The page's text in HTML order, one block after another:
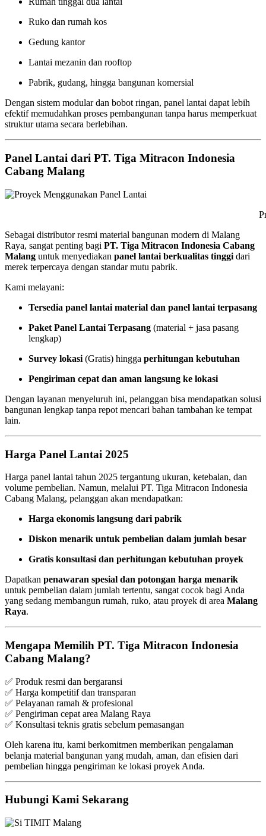
Ruko dan rumah kos
Gedung kantor
Lantai mezanin dan rooftop
Pabrik, gudang, hingga bangunan komersial
Dengan sistem modular dan bobot ringan, panel lantai dapat lebih
efektif memudahkan proses pembangunan tanpa harus memperkuat
struktur utama secara berlebihan.
Panel Lantai dari PT. Tiga Mitracon Indonesia
Cabang Malang
Proyek Menggunakan
Sebagai distributor resmi material bangunan modern di Malang
Raya, sangat penting bagi PT. Tiga Mitracon Indonesia Cabang
Malang untuk menyediakan panel lantai berkualitas tinggi dari
merek terpercaya dengan standar mutu pabrik.
Kami melayani:
Tersedia panel lantai material dan panel lantai terpasang
Paket Panel Lantai Terpasang (material + jasa pasang
lengkap)
Survey lokasi (Gratis) hingga perhitungan kebutuhan
Pengiriman cepat dan aman langsung ke lokasi
Dengan layanan menyeluruh ini, pelanggan bisa mendapatkan solusi
bangunan lengkap tanpa repot mencari bahan tambahan ke tempat
lain.
Harga Panel Lantai 2025
Harga panel lantai tahun 2025 tergantung ukuran, ketebalan, dan
volume pembelian. Namun, melalui PT. Tiga Mitracon Indonesia
Cabang Malang, pelanggan akan mendapatkan:
Harga ekonomis langsung dari pabrik
Diskon menarik untuk pembelian dalam jumlah besar
Gratis konsultasi dan perhitungan kebutuhan proyek
Dapatkan penawaran spesial dan potongan harga menarik
untuk pembelian dalam jumlah tertentu, sangat cocok bagi Anda
yang sedang membangun rumah, ruko, atau proyek di area Malang
Raya.
Mengapa Memilih PT. Tiga Mitracon Indonesia
Cabang Malang?
✅ Produk resmi dan bergaransi
✅ Harga kompetitif dan transparan
✅ Pelayanan ramah & profesional
✅ Pengiriman cepat area Malang Raya
✅ Konsultasi teknis gratis sebelum pemasangan
Oleh karena itu, kami berkomitmen memberikan pengalaman
belanja material bangunan yang mudah, aman, dan efisien dari
pembelian hingga pengiriman ke lokasi proyek Anda.
Hubungi Kami Sekarang